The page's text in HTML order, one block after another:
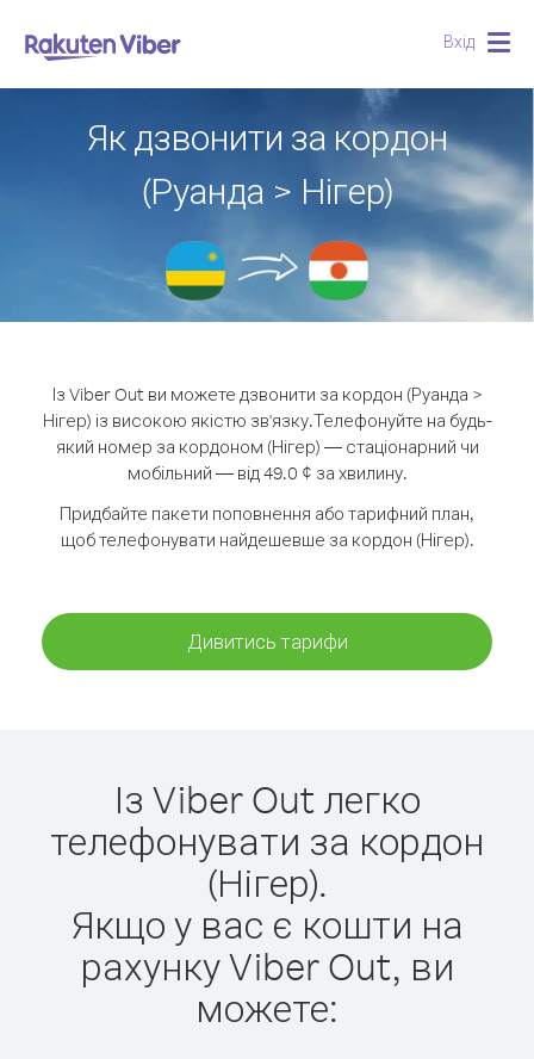
Вхід
Як дзвонити за кордон
(Руанда > Нігер)
Із Viber Out ви можете дзвонити за кордон (Руанда >
Нігер) із високою якістю зв'язку.Телефонуйте на будь-
який номер за кордоном (Нігер) — стаціонарний чи
мобільний — від 49.0 ¢ за хвилину.
Придбайте пакети поповнення або тарифний план,
щоб телефонувати найдешевше за кордон (Нігер).
Дивитись тарифи
Із Viber Out легко
телефонувати за кордон
(Нігер).
Якщо у вас є кошти на
рахунку Viber Out, ви
можете: